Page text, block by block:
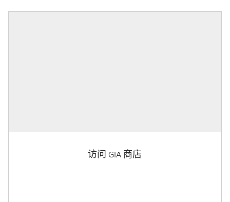
访问 GIA 商店